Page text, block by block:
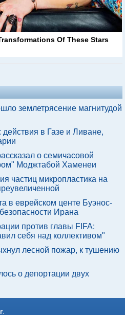
Of These Stars
землетрясение магнитудой
в Газе и Ливане,
о семичасовой
Моджтабой Хаменеи
частиц микропластика на
в еврейском центе Буэнос-
Ирана
против главы FIFA:
себя над коллективом"
лесной пожар, к тушению
о депортации двух